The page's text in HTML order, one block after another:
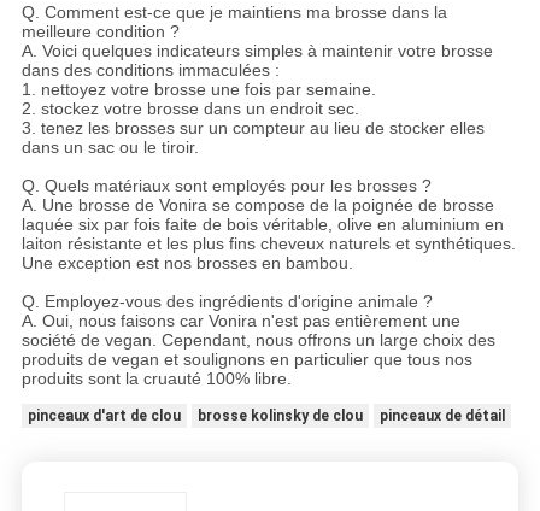
Q. Comment est-ce que je maintiens ma brosse dans la
meilleure condition ?
A. Voici quelques indicateurs simples à maintenir votre brosse
dans des conditions immaculées :
1. nettoyez votre brosse une fois par semaine.
2. stockez votre brosse dans un endroit sec.
3. tenez les brosses sur un compteur au lieu de stocker elles
dans un sac ou le tiroir.
Q. Quels matériaux sont employés pour les brosses ?
A. Une brosse de Vonira se compose de la poignée de brosse
laquée six par fois faite de bois véritable, olive en aluminium en
laiton résistante et les plus fins cheveux naturels et synthétiques.
Une exception est nos brosses en bambou.
Q. Employez-vous des ingrédients d'origine animale ?
A. Oui, nous faisons car Vonira n'est pas entièrement une
société de vegan. Cependant, nous offrons un large choix des
produits de vegan et soulignons en particulier que tous nos
produits sont la cruauté 100% libre.
pinceaux d'art de clou brosse kolinsky de clou pinceaux de détail